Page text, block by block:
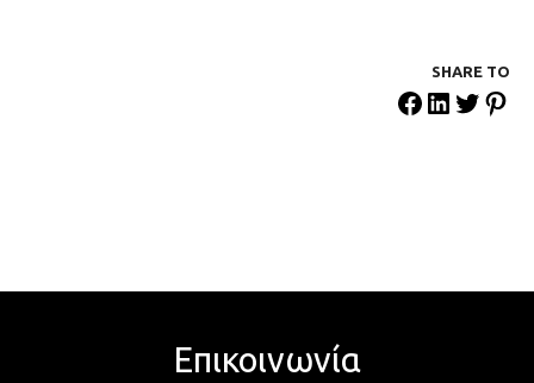
SHARE ΤΟ
Επικοινωνία